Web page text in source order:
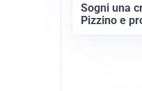
Sogni una
Pizzino e